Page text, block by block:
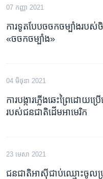
07 កញ្ញា 2021
ការទូត​បែប​ចចក​ចម្បាំង​រប
«ចចក​ចម្បាំង»
04 មិថុនា 2021
ការ​បង្ការ​ភ្លើង​ឆេះ​ព្រៃ​ដោយ​ប្
របស់​ជនជាតិ​ដើម​អាមេរិក
23 មេសា 2021
ជនជាតិអាស៊ីជាប់ឈ្មោះចូលប្